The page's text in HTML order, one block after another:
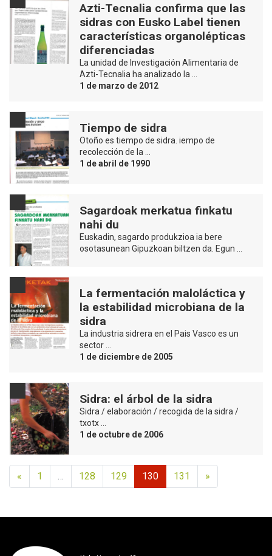
Azti-Tecnalia confirma que las
sidras con Eusko Label tienen
características organolépticas
diferenciadas
La unidad de Investigación Alimentaria de
Azti-Tecnalia ha analizado la …
1 de marzo de 2012
Tiempo de sidra
Otoño es tiempo de sidra. iempo de
recolección de la …
1 de abril de 1990
Sagardoak merkatua finkatu
nahi du
Euskadin, sagardo produkzioa ia bere
osotasunean Gipuzkoan biltzen da. Egun …
La fermentación maloláctica y
la estabilidad microbiana de la
sidra
La industria sidrera en el Pais Vasco es un
sector …
1 de diciembre de 2005
Sidra: el árbol de la sidra
Sidra / elaboración / recogida de la sidra /
txotx …
1 de octubre de 2006
« 1 128 129 130 131 »